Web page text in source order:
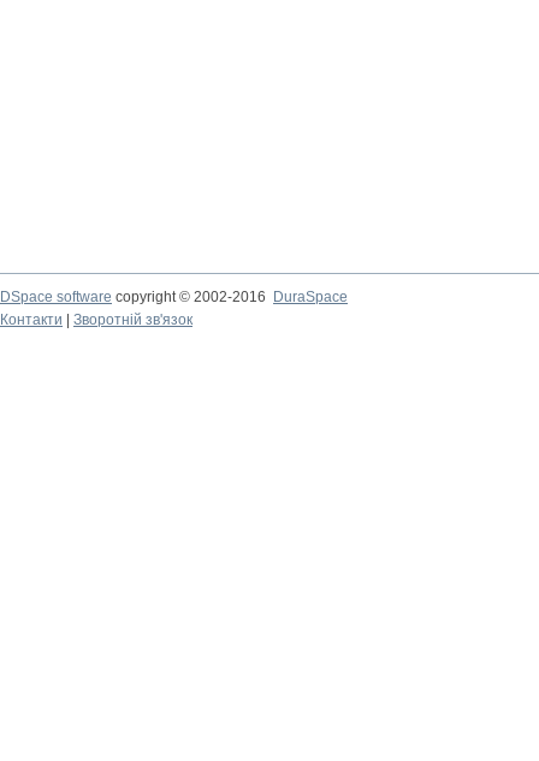
DSpace software copyright © 2002-2016
DuraSpace
Контакти
Зворотній зв'язок